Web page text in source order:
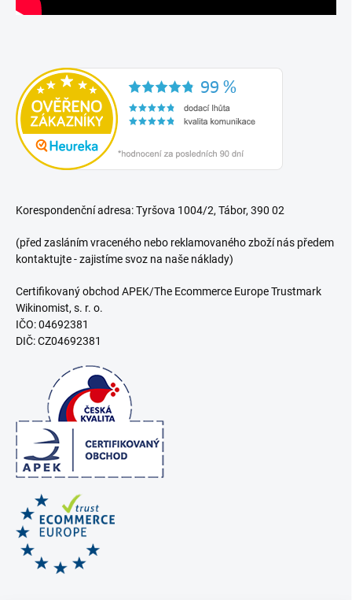
Korespondenční adresa: Tyršova 1004/2, Tábor, 390 02
(před zasláním vraceného nebo reklamovaného zboží nás předem
kontaktujte - zajistíme svoz na naše náklady)
Certifikovaný obchod APEK/The Ecommerce Europe Trustmark
Wikinomist, s. r. o.
IČO: 04692381
DIČ: CZ04692381